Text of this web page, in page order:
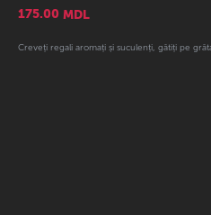
175.00 MDL
Creveți regali aromați și suculenți, gătiți pe